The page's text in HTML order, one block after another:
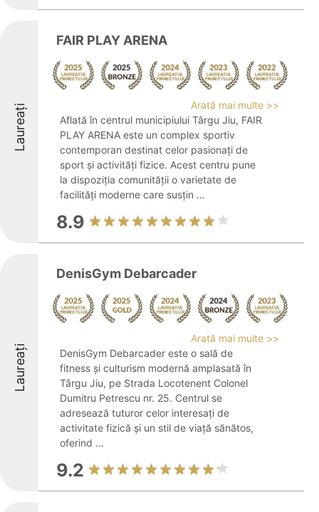
Laureați
FAIR PLAY ARENA
Arată mai multe >>
Aflată în centrul municipiului Târgu Jiu, FAIR
PLAY ARENA este un complex sportiv
contemporan destinat celor pasionați de
sport și activități fizice. Acest centru pune
la dispoziția comunității o varietate de
facilități moderne care susțin ...
8.9
Laureați
DenisGym Debarcader
Arată mai multe >>
DenisGym Debarcader este o sală de
fitness și culturism modernă amplasată în
Târgu Jiu, pe Strada Locotenent Colonel
Dumitru Petrescu nr. 25. Centrul se
adresează tuturor celor interesați de
activitate fizică și un stil de viață sănătos,
oferind ...
9.2